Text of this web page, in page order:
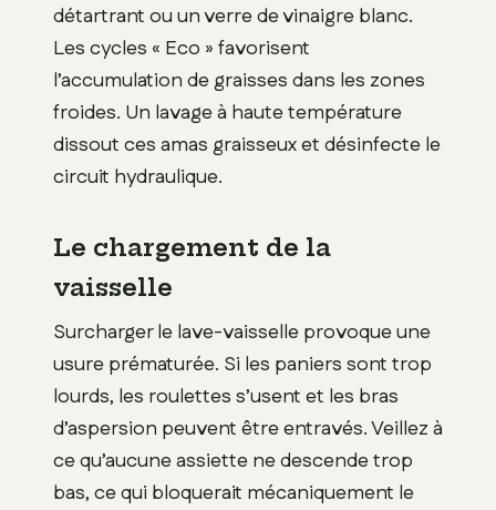
détartrant ou un verre de vinaigre blanc.
Les cycles « Eco » favorisent
l’accumulation de graisses dans les zones
froides. Un lavage à haute température
dissout ces amas graisseux et désinfecte le
circuit hydraulique.
Le chargement de la
vaisselle
Surcharger le lave-vaisselle provoque une
usure prématurée. Si les paniers sont trop
lourds, les roulettes s’usent et les bras
d’aspersion peuvent être entravés. Veillez à
ce qu’aucune assiette ne descende trop
bas, ce qui bloquerait mécaniquement le